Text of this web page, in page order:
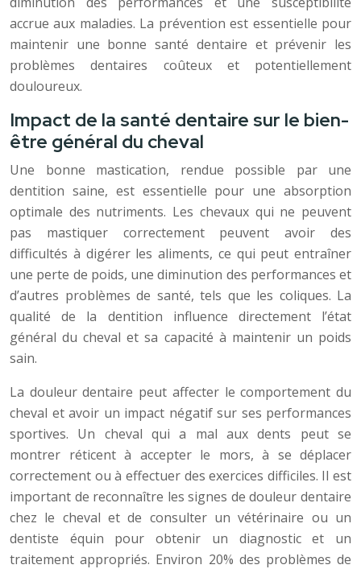
accrue aux maladies. La prévention est essentielle pour
maintenir une bonne santé dentaire et prévenir les
problèmes dentaires coûteux et potentiellement
douloureux.
Impact de la santé dentaire sur le bien-
être général du cheval
Une bonne mastication, rendue possible par une
dentition saine, est essentielle pour une absorption
optimale des nutriments. Les chevaux qui ne peuvent
pas mastiquer correctement peuvent avoir des
difficultés à digérer les aliments, ce qui peut entraîner
une perte de poids, une diminution des performances et
d’autres problèmes de santé, tels que les coliques. La
qualité de la dentition influence directement l’état
général du cheval et sa capacité à maintenir un poids
sain.
La douleur dentaire peut affecter le comportement du
cheval et avoir un impact négatif sur ses performances
sportives. Un cheval qui a mal aux dents peut se
montrer réticent à accepter le mors, à se déplacer
correctement ou à effectuer des exercices difficiles. Il est
important de reconnaître les signes de douleur dentaire
chez le cheval et de consulter un vétérinaire ou un
dentiste équin pour obtenir un diagnostic et un
traitement appropriés. Environ 20% des problèmes de